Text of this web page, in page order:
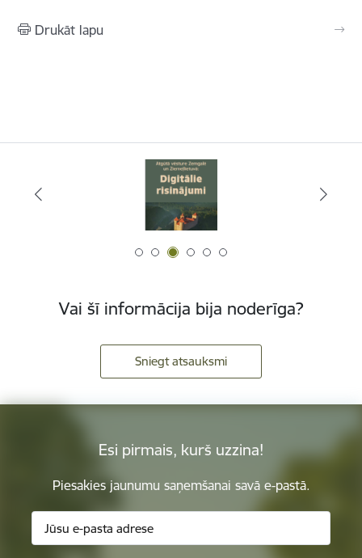
Drukāt lapu
Vai šī informācija bija noderīga?
Sniegt atsauksmi
Esi pirmais, kurš uzzina!
Piesakies jaunumu saņemšanai savā e-pastā.